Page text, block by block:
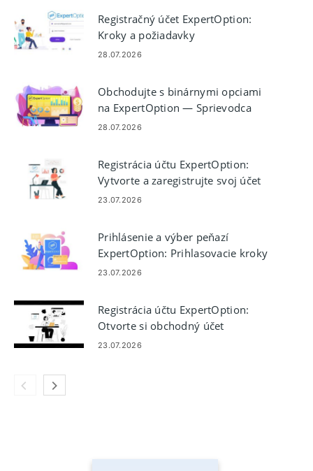
Registračný účet ExpertOption:
Kroky a požiadavky
28.07.2026
Obchodujte s binárnymi opciami
na ExpertOption — Sprievodca
obchodovaním krok za krokom
28.07.2026
Registrácia účtu ExpertOption:
Vytvorte a zaregistrujte svoj účet
23.07.2026
Prihlásenie a výber peňazí
ExpertOption: Prihlasovacie kroky
a pravidlá výplaty
23.07.2026
Registrácia účtu ExpertOption:
Otvorte si obchodný účet
23.07.2026